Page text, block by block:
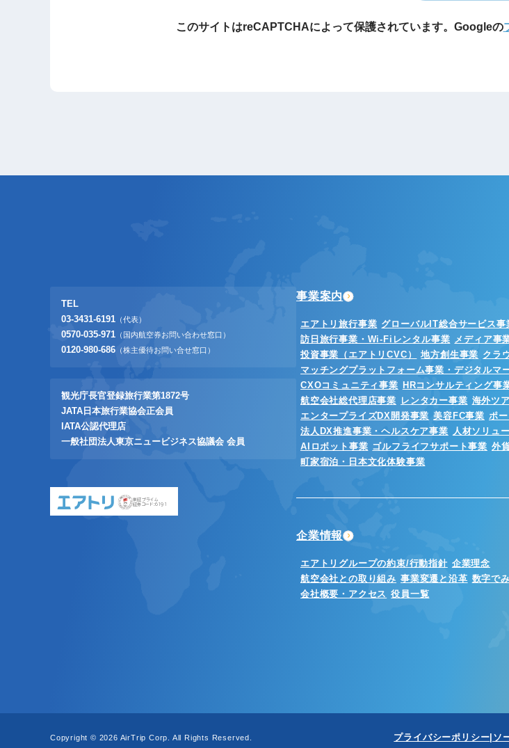
このサイトはreCAPTCHAによって保護されています。Googleの
TEL
03-3431-6191 （代表）
0570-035-971 （国内航空券お問い合わせ窓口）
0120-980-686 （株主優待お問い合せ窓口）
観光庁長官登録旅行業第1872号
JATA日本旅行業協会正会員
IATA公認代理店
一般社団法人東京ニュービジネス協議会 会員
東証プライム
証券コード:6191
事業案内
エアトリ旅行事業 グローバルIT総合サービス事
訪日旅行事業・Wi-Fiレンタル事業 メディア事
投資事業（エアトリCVC）
地方創生事業 クラ
マッチングプラットフォーム事業・デジタルマ
CXOコミュニティ事業 HRコンサルティング事
航空会社総代理店事業 レンタカー事業 海外ツ
エンタープライズDX開発事業 美容FC事業 ポ
法人DX推進事業・ヘルスケア事業 人材ソリュ
AIロボット事業 ゴルフライフサポート事業 外
町家宿泊・日本文化体験事業
企業情報
エアトリグループの約束/行動指針 企業理念
航空会社との取り組み 事業変遷と沿革 数字で
会社概要・アクセス 役員一覧
Copyright © 2026 AirTrip Corp. All Rights Reserved. プライバシーポリシー ソ